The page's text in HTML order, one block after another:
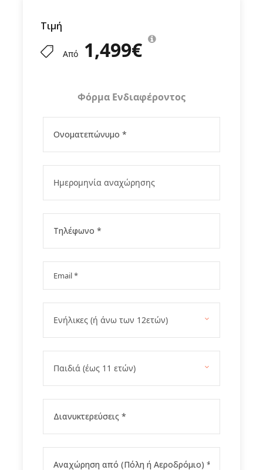
Τιμή
Από 1,499€
Φόρμα Ενδιαφέροντος
πολύχρονη εμπειρία μας στην περιοχή,
εγγυώνται μια αξέχαστη εκδρομή.
Το ταξίδι σε λίγες γραμμές
Περιλαμβάνονται
Gallery